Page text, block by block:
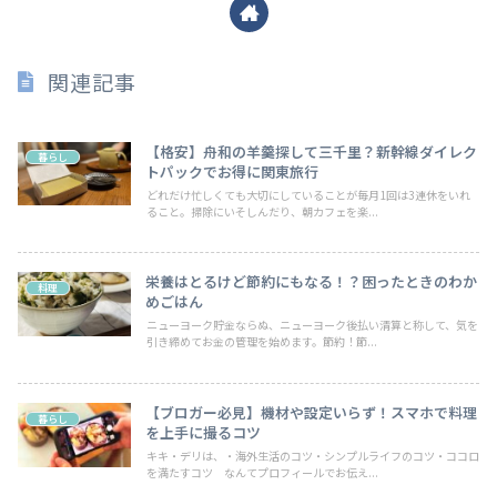
関連記事
暮らし
【格安】舟和の羊羹探して三千里？新幹線ダイレク
トパックでお得に関東旅行
どれだけ忙しくても大切にしていることが毎月1回は3連休をいれ
ること。掃除にいそしんだり、朝カフェを楽...
料理
栄養はとるけど節約にもなる！？困ったときのわか
めごはん
ニューヨーク貯金ならぬ、ニューヨーク後払い清算と称して、気を
引き締めてお金の管理を始めます。節約！節...
暮らし
【ブロガー必見】機材や設定いらず！スマホで料理
を上手に撮るコツ
キキ・デリは、・海外生活のコツ・シンプルライフのコツ・ココロ
を満たすコツ なんてプロフィールでお伝え...